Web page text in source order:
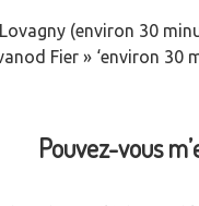
(environ 30
Fier » ‘environ
Pouvez-vous